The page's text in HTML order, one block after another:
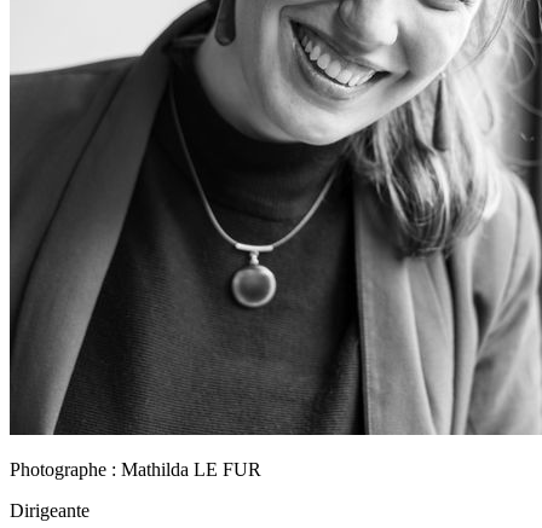
Photographe : Mathilda LE FUR
Dirigeante